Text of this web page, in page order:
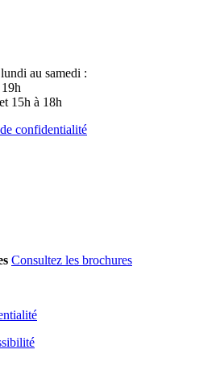
au samedi :
15h à 18h
confidentialité
Consultez les brochures